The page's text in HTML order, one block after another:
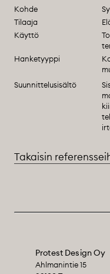
Kohde
Tilaaja
Käyttö
Hanketyyppi
Suunnittelusisältö
Takaisin
Protest Design Oy
Ahlmanintie 15